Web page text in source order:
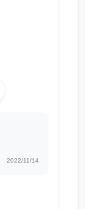
2022/11/14